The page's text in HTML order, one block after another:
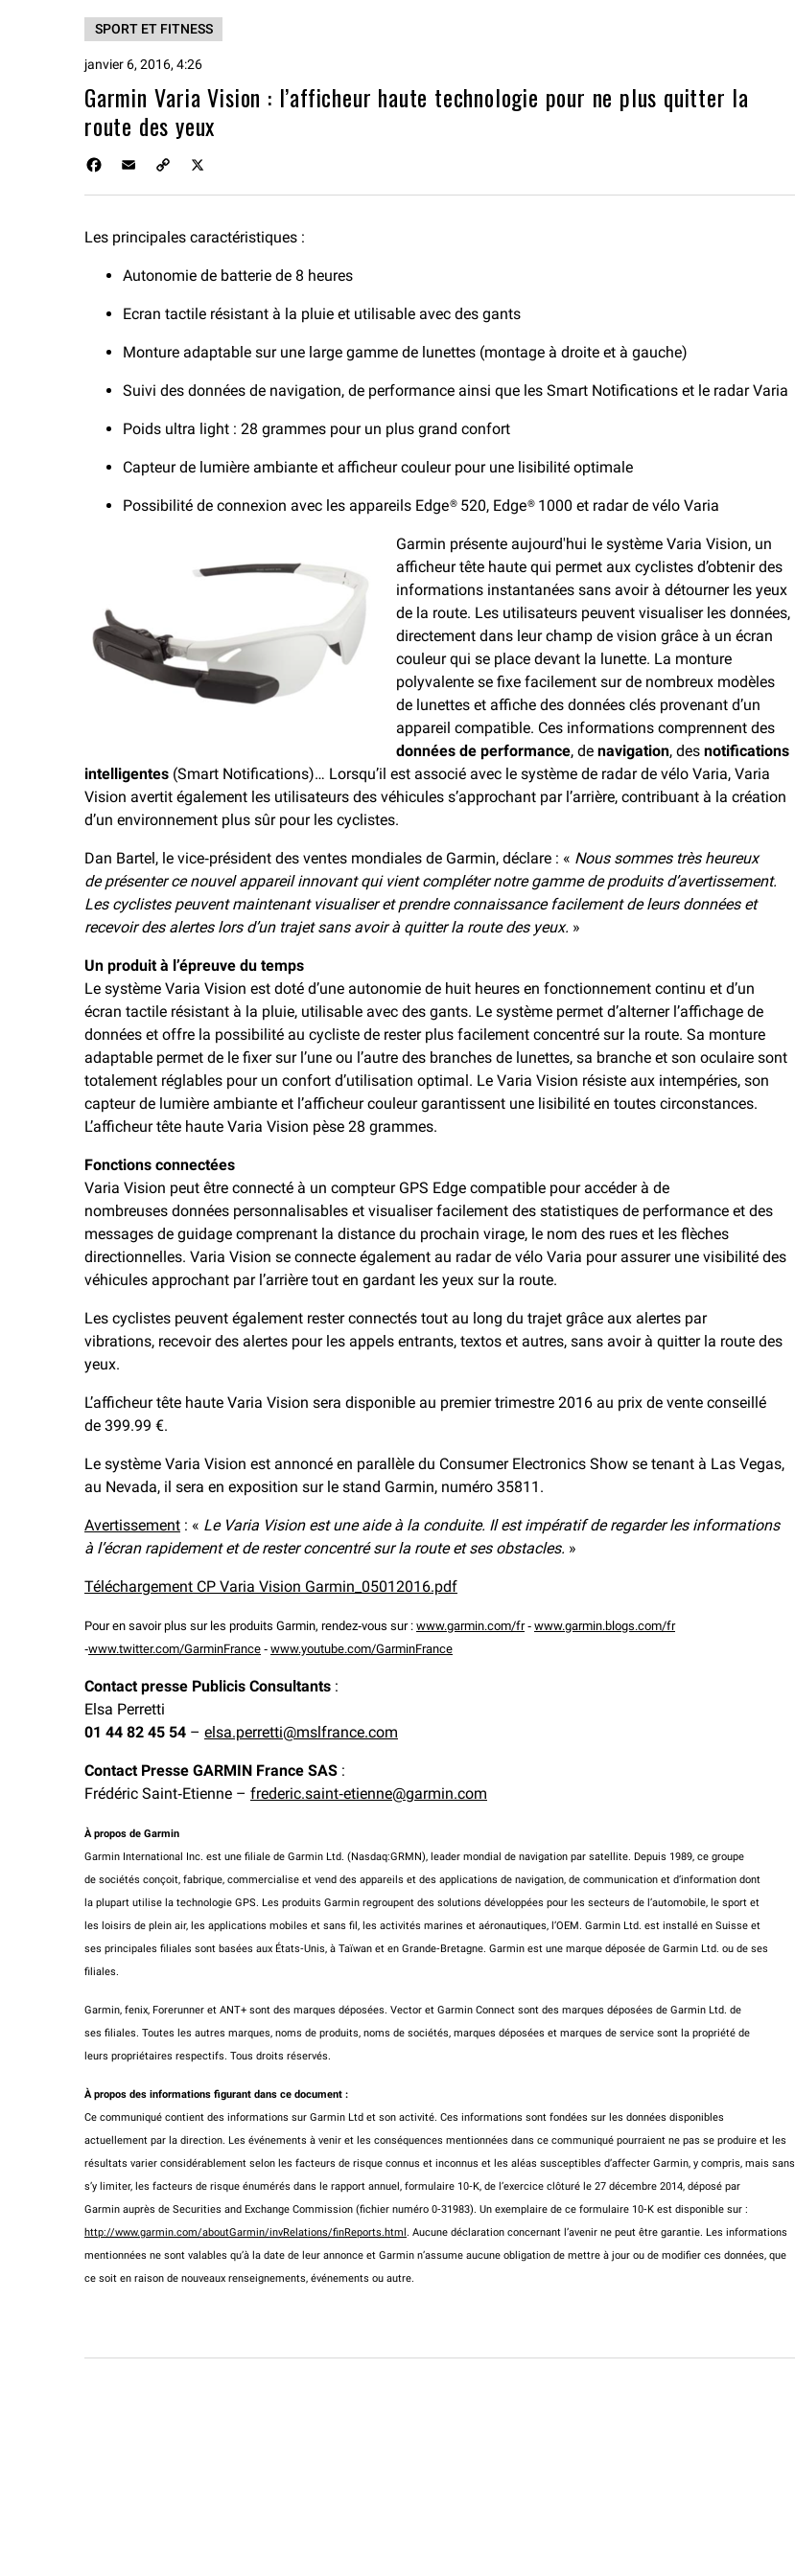
SPORT ET FITNESS
janvier 6, 2016, 4:26
Garmin Varia Vision : l’afficheur haute technologie pour ne plus quitter la
route des yeux
b
o
l
L
n
Les principales caractéristiques :
Autonomie de batterie de 8 heures
Ecran tactile résistant à la pluie et utilisable avec des gants
Monture adaptable sur une large gamme de lunettes (montage à droite et à gauche)
Suivi des données de navigation, de performance ainsi que les Smart Notifications et le radar Varia
Poids ultra light : 28 grammes pour un plus grand confort
Capteur de lumière ambiante et afficheur couleur pour une lisibilité optimale
Possibilité de connexion avec les appareils Edge® 520, Edge® 1000 et radar de vélo Varia
Garmin présente aujourd'hui le système Varia Vision, un
afficheur tête haute qui permet aux cyclistes d’obtenir des
informations instantanées sans avoir à détourner les yeux
de la route. Les utilisateurs peuvent visualiser les données,
directement dans leur champ de vision grâce à un écran
couleur qui se place devant la lunette. La monture
polyvalente se fixe facilement sur de nombreux modèles
de lunettes et affiche des données clés provenant d’un
appareil compatible. Ces informations comprennent des
données de performance, de navigation, des notifications
intelligentes (Smart Notifications)… Lorsqu’il est associé avec le système de radar de vélo Varia, Varia
Vision avertit également les utilisateurs des véhicules s’approchant par l’arrière, contribuant à la création
d’un environnement plus sûr pour les cyclistes.
Dan Bartel, le vice‐président des ventes mondiales de Garmin, déclare : « Nous sommes très heureux
de présenter ce nouvel appareil innovant qui vient compléter notre gamme de produits d’avertissement.
Les cyclistes peuvent maintenant visualiser et prendre connaissance facilement de leurs données et
recevoir des alertes lors d’un trajet sans avoir à quitter la route des yeux. »
Un produit à l’épreuve du temps
Le système Varia Vision est doté d’une autonomie de huit heures en fonctionnement continu et d’un
écran tactile résistant à la pluie, utilisable avec des gants. Le système permet d’alterner l’affichage de
données et offre la possibilité au cycliste de rester plus facilement concentré sur la route. Sa monture
adaptable permet de le fixer sur l’une ou l’autre des branches de lunettes, sa branche et son oculaire sont
totalement réglables pour un confort d’utilisation optimal. Le Varia Vision résiste aux intempéries, son
capteur de lumière ambiante et l’afficheur couleur garantissent une lisibilité en toutes circonstances.
L’afficheur tête haute Varia Vision pèse 28 grammes.
Fonctions connectées
Varia Vision peut être connecté à un compteur GPS Edge compatible pour accéder à de
nombreuses données personnalisables et visualiser facilement des statistiques de performance et des
messages de guidage comprenant la distance du prochain virage, le nom des rues et les flèches
directionnelles. Varia Vision se connecte également au radar de vélo Varia pour assurer une visibilité des
véhicules approchant par l’arrière tout en gardant les yeux sur la route.
Les cyclistes peuvent également rester connectés tout au long du trajet grâce aux alertes par
vibrations, recevoir des alertes pour les appels entrants, textos et autres, sans avoir à quitter la route des
yeux.
L’afficheur tête haute Varia Vision sera disponible au premier trimestre 2016 au prix de vente conseillé
de 399.99 €.
Le système Varia Vision est annoncé en parallèle du Consumer Electronics Show se tenant à Las Vegas,
au Nevada, il sera en exposition sur le stand Garmin, numéro 35811.
Avertissement : « Le Varia Vision est une aide à la conduite. Il est impératif de regarder les informations
à l’écran rapidement et de rester concentré sur la route et ses obstacles. »
Téléchargement CP Varia Vision Garmin_05012016.pdf
Pour en savoir plus sur les produits Garmin, rendez‐vous sur : www.garmin.com/fr‐ www.garmin.blogs.com/fr
‐www.twitter.com/GarminFrance ‐ www.youtube.com/GarminFrance
Contact presse Publicis Consultants :
Elsa Perretti
01 44 82 45 54 – elsa.perretti@mslfrance.com
Contact Presse GARMIN France SAS :
Frédéric Saint‐Etienne – frederic.saint‐etienne@garmin.com
À propos de Garmin
Garmin International Inc. est une filiale de Garmin Ltd. (Nasdaq:GRMN), leader mondial de navigation par satellite. Depuis 1989, ce groupe
de sociétés conçoit, fabrique, commercialise et vend des appareils et des applications de navigation, de communication et d’information dont
la plupart utilise la technologie GPS. Les produits Garmin regroupent des solutions développées pour les secteurs de l’automobile, le sport et
les loisirs de plein air, les applications mobiles et sans fil, les activités marines et aéronautiques, l’OEM. Garmin Ltd. est installé en Suisse et
ses principales filiales sont basées aux États‐Unis, à Taïwan et en Grande‐Bretagne. Garmin est une marque déposée de Garmin Ltd. ou de ses
filiales.
Garmin, fenix, Forerunner et ANT+ sont des marques déposées. Vector et Garmin Connect sont des marques déposées de Garmin Ltd. de
ses filiales. Toutes les autres marques, noms de produits, noms de sociétés, marques déposées et marques de service sont la propriété de
leurs propriétaires respectifs. Tous droits réservés.
À propos des informations figurant dans ce document :
Ce communiqué contient des informations sur Garmin Ltd et son activité. Ces informations sont fondées sur les données disponibles
actuellement par la direction. Les événements à venir et les conséquences mentionnées dans ce communiqué pourraient ne pas se produire et les
résultats varier considérablement selon les facteurs de risque connus et inconnus et les aléas susceptibles d’affecter Garmin, y compris, mais sans
s’y limiter, les facteurs de risque énumérés dans le rapport annuel, formulaire 10‐K, de l’exercice clôturé le 27 décembre 2014, déposé par
Garmin auprès de Securities and Exchange Commission (fichier numéro 0‐31983). Un exemplaire de ce formulaire 10‐K est disponible sur :
http://www.garmin.com/aboutGarmin/invRelations/finReports.html . Aucune déclaration concernant l’avenir ne peut être garantie. Les informations
mentionnées ne sont valables qu’à la date de leur annonce et Garmin n’assume aucune obligation de mettre à jour ou de modifier ces données, que
ce soit en raison de nouveaux renseignements, événements ou autre.